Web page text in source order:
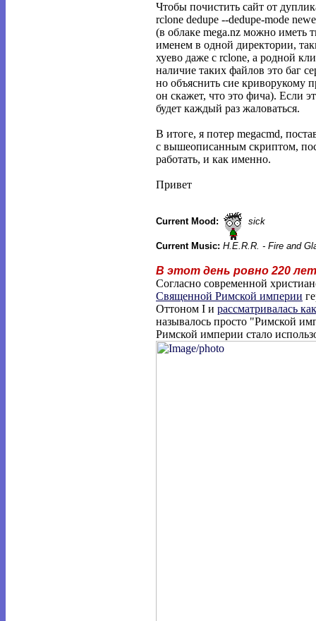
Чтобы почистить сайт от
rclone dedupe --dedupe-mode
(в облаке mega.nz можно иметь
именем в одной директории,
хуево даже с rclone, а родной
наличие таких файлов это баг
но объяснить сие криворукому
он скажет, что это фича). Если
будет каждый раз жаловаться.
В итоге, я потер megacmd,
с вышеописанным скриптом,
работать, и как именно.
Привет
Current Mood: sick
Current Music: H.E.R.R. - Fire and
В этот день ровно 220
Согласно современной
Священной Римской империи
Оттоном I и рассматривалась
называлось просто "Римской
Римской империи стало